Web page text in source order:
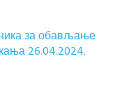
за обављање
26.04.2024.